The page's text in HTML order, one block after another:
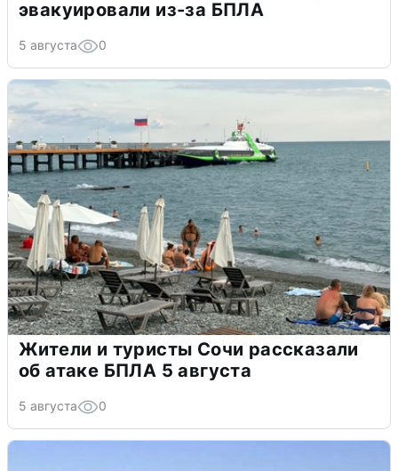
эвакуировали из-за БПЛА
5 августа 0
Жители и туристы Сочи рассказали
об атаке БПЛА 5 августа
5 августа 0